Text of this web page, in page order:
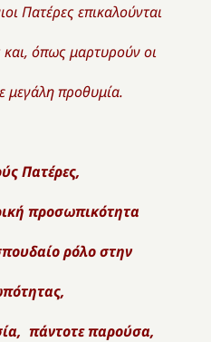
Πατέρες επικαλούνται
όπως μαρτυρούν οι
μεγάλη προθυμία.
Πατέρες,
προσωπικότητα
ρόλο στην
πάντοτε παρούσα,